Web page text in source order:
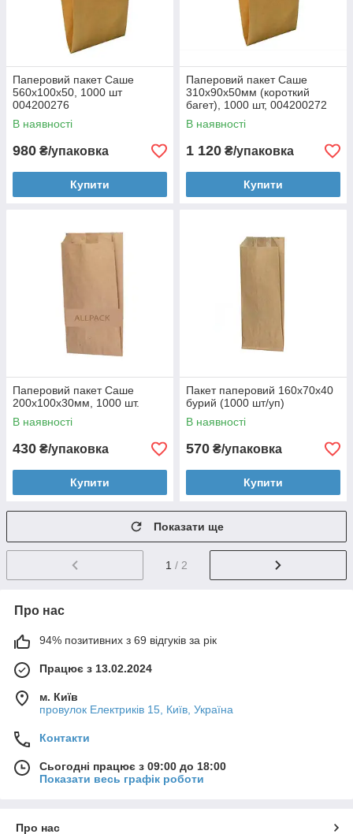
Паперовий пакет Саше
560х100х50, 1000 шт
004200276
В наявності
980 ₴/упаковка
Купити
Паперовий пакет Саше
310х90х50мм (короткий
багет), 1000 шт, 004200272
В наявності
1 120 ₴/упаковка
Купити
Паперовий пакет Саше
200х100х30мм, 1000 шт.
В наявності
430 ₴/упаковка
Купити
Пакет паперовий 160х70х40
бурий (1000 шт/уп)
В наявності
570 ₴/упаковка
Купити
Показати ще
1 / 2
Про нас
94% позитивних з 69 відгуків за рік
Працює з 13.02.2024
м. Київ
провулок Електриків 15, Київ, Україна
Контакти
Сьогодні працює з 09:00 до 18:00
Показати весь графік роботи
Про нас